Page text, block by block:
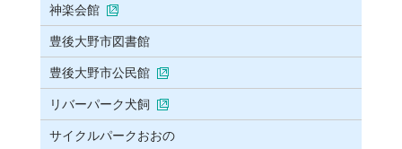
神楽会館
豊後大野市図書館
豊後大野市公民館
リバーパーク犬飼
サイクルパークおおの